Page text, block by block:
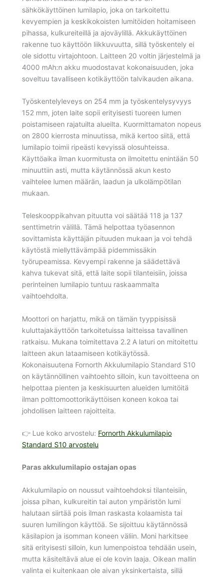
sähkökäyttöinen lumilapio, joka on tarkoitettu
kevyempien ja keskikokoisten lumitöiden hoitamiseen
pihassa, kulkureiteillä ja ajoväylillä. Akkukäyttöinen
rakenne tuo käyttöön liikkuvuutta, sillä työskentely ei
ole sidottu virtajohtoon. Laitteen 20 voltin järjestelmä ja
4000 mAh:n akku muodostavat kokonaisuuden, joka
soveltuu tavalliseen kotikäyttöön talvikauden aikana.
Työskentelyleveys on 254 mm ja työskentelysyvyys
152 mm, joten laite sopii erityisesti tuoreen lumen
poistamiseen rajatuilta alueilta. Kuormittamaton nopeus
on 2800 kierrosta minuutissa, mikä kertoo siitä, että
lumilapio toimii ripeästi kevyissä olosuhteissa.
Käyttöaika ilman kuormitusta on ilmoitettu enintään 50
minuuttiin asti, mutta käytännössä akun kesto
vaihtelee lumen määrän, laadun ja ulkolämpötilan
mukaan.
Teleskooppikahvan pituutta voi säätää 118 ja 137
senttimetrin välillä. Tämä helpottaa työasennon
sovittamista käyttäjän pituuden mukaan ja voi tehdä
käytöstä miellyttävämpää pidemmissäkin
työrupeamissa. Kevyempi rakenne ja säädettävä
kahva tukevat sitä, että laite sopii tilanteisiin, joissa
perinteinen lumilapio tuntuu raskaammalta
vaihtoehdolta.
Moottori on harjattu, mikä on tämän tyyppisissä
kuluttajakäyttöön tarkoitetuissa laitteissa tavallinen
ratkaisu. Mukana toimitettava 2.2 A laturi on mitoitettu
laitteen akun lataamiseen kotikäytössä.
Kokonaisuutena Fornorth Akkulumilapio Standard S10
on käytännöllinen vaihtoehto silloin, kun tavoitteena on
helpottaa pienten ja keskisuurten alueiden lumitöitä
ilman polttomoottorikäyttöisen koneen kokoa tai
johdollisen laitteen rajoitteita.
👉 Lue koko arvostelu: Fornorth Akkulumilapio
Standard S10 arvostelu
Paras akkulumilapio ostajan opas
Akkulumilapio on noussut vaihtoehdoksi tilanteisiin,
joissa pihan, kulkureitin tai auton ympäristön lumi
halutaan siirtää pois ilman raskasta kolaamista tai
suuren lumilingon käyttöä. Se sijoittuu käytännössä
käsilapion ja isomman koneen väliin. Moni harkitsee
sitä erityisesti silloin, kun lumenpoistoa tehdään usein,
mutta käsiteltävä alue ei ole kovin laaja. Oikean mallin
valinta ei kuitenkaan ole aivan yksinkertaista, sillä